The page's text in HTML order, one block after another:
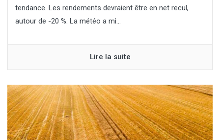
tendance. Les rendements devraient être en net recul,
autour de -20 %. La météo a mi...
Lire la suite